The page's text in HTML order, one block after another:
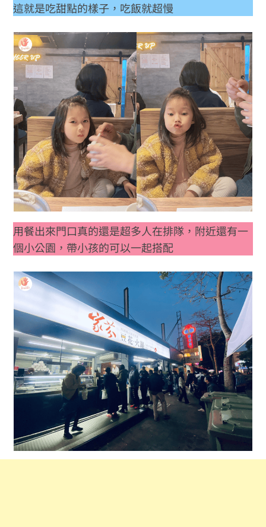
這就是吃甜點的樣子，吃飯就超慢
用餐出來門口真的還是超多人在排隊，附近還有一
個小公園，帶小孩的可以一起搭配